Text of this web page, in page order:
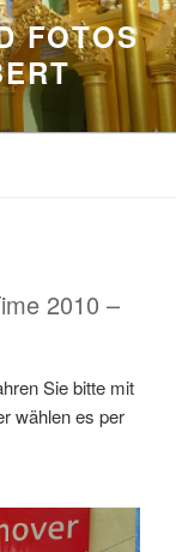
FOTOS
2010 –
Sie bitte mit
wählen es per